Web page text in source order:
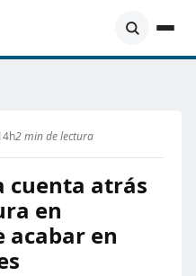
2 min de lectura
cuenta atrás
en
acabar en